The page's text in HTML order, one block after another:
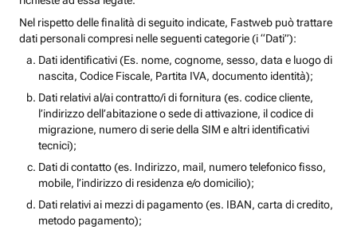
Nel rispetto delle finalità di seguito indicate, Fastweb può trattare
dati personali compresi nelle seguenti categorie (i “Dati”):
Dati identificativi (Es. nome, cognome, sesso, data e luogo di
nascita, Codice Fiscale, Partita IVA, documento identità);
Dati relativi al/ai contratto/i di fornitura (es. codice cliente,
l’indirizzo dell’abitazione o sede di attivazione, il codice di
migrazione, numero di serie della SIM e altri identificativi
tecnici);
Dati di contatto (es. Indirizzo, mail, numero telefonico fisso,
mobile, l’indirizzo di residenza e/o domicilio);
Dati relativi ai mezzi di pagamento (es. IBAN, carta di credito,
metodo pagamento);